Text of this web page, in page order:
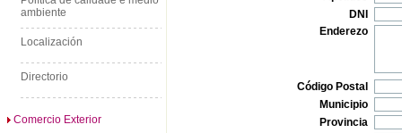
ambiente
Localización
Directorio
Comercio Exterior
DNI
Enderezo
Código Postal
Municipio
Provincia